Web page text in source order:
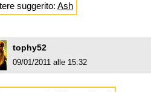
suggerito: Ash
tophy52
09/01/2011 alle 15:32